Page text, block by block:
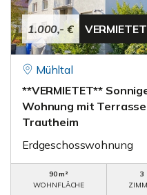
1.000,- € VERMIETET
Mühltal
**VERMIETET**
Wohnung mit
Trautheim
Erdgeschosswohnung
90 m²
WOHNFLÄCHE
3